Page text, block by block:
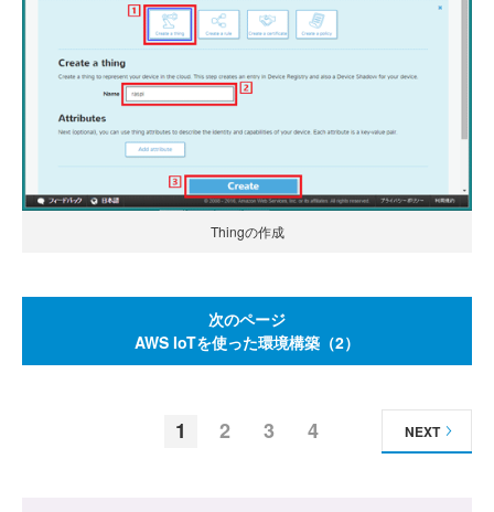
Thingの作成
次のページ
AWS IoTを使った環境構築（2）
1 2 3 4 NEXT